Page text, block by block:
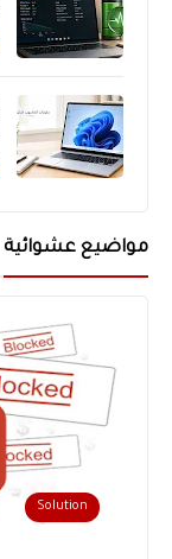
مواضيع عشوائية
Android